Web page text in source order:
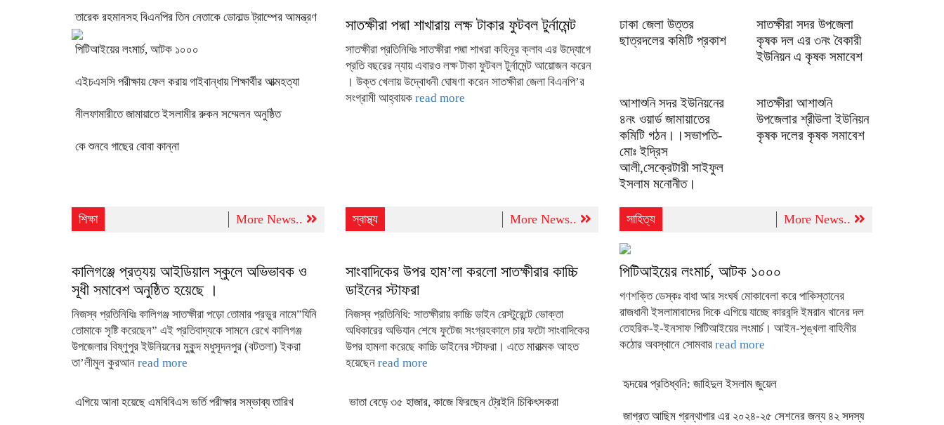
তারেক রহমানসহ বিএনপির তিন নেতাকে ডোনাল্ড ট্রাম্পের আমন্ত্রণ
পিটিআইয়ের লংমার্চ, আটক ১০০০
এইচএসসি পরীক্ষায় ফেল করায় গাইবান্ধায় শিক্ষার্থীর আত্মহত্যা
নীলফামারীতে জামায়াতে ইসলামীর রুকন সম্মেলন অনুষ্ঠিত
কে শুনবে গাছের বোবা কান্না
সাতক্ষীরা পদ্মা শাখারায় লক্ষ টাকার ফুটবল টুর্নামেন্ট
সাতক্ষীরা প্রতিনিধিঃ সাতক্ষীরা পদ্মা শাখরা কহিনূর ক্লাব এর উদ্যোগে
প্রতি বছরের ন্যায় এবারও লক্ষ টাকা ফুটবল টুর্নামেন্ট আয়োজন করেন
। উক্ত খেলায় উদ্বোধনী ঘোষণা করেন সাতক্ষীরা জেলা বিএনপি’র
সংগ্রামী আহ্বায়ক read more
ঢাকা জেলা উত্তর
ছাত্রদলের কমিটি প্রকাশ
সাতক্ষীরা সদর উপজেলা
কৃষক দল এর ৩নং বৈকারী
ইউনিয়ন এ কৃষক সমাবেশ
আশাশুনি সদর ইউনিয়নের
৪নং ওয়ার্ড জামায়াতের
কমিটি গঠন।।সভাপতি-
মোঃ ইদ্রিস
আলী,সেক্রেটারী সাইফুল
ইসলাম মনোনীত।
সাতক্ষীরা আশাশুনি
উপজেলার শ্রীউলা ইউনিয়ন
কৃষক দলের কৃষক সমাবেশ
শিক্ষা More News..
কালিগঞ্জে প্রত্যয় আইডিয়াল স্কুলে অভিভাবক ও
সূধী সমাবেশ অনুষ্ঠিত হয়েছে ।
নিজস্ব প্রতিনিধিঃ কালিগঞ্জ সাতক্ষীরা পড়ো তোমার প্রভুর নামে”যিনি
তোমাকে সৃষ্টি করেছেন” এই প্রতিবাদ্যকে সামনে রেখে কালিগঞ্জ
উপজেলার বিষ্ণুপুর ইউনিয়নের মুকুন্দ মধুসূদনপুর (বটতলা) ইকরা
তা’লীমুল কুরআন read more
এগিয়ে আনা হয়েছে এমবিবিএস ভর্তি পরীক্ষার সম্ভাব্য তারিখ
স্বাস্থ্য More News..
সাংবাদিকের উপর হাম’লা করলো সাতক্ষীরার কাচ্চি
ডাইনের স্টাফরা
নিজস্ব প্রতিনিধি: সাতক্ষীরায় কাচ্চি ডাইন রেস্টুরেন্টে ভোক্তা
অধিকারের অভিযান শেষে ফুটেজ সংগ্রহকালে চার ফটো সাংবাদিকের
উপর হামলা করেছে কাচ্চি ডাইনের স্টাফরা। এতে মারাত্মক আহত
হয়েছেন read more
ভাতা বেড়ে ৩৫ হাজার, কাজে ফিরছেন ট্রেইনি চিকিৎসকরা
সাহিত্য More News..
পিটিআইয়ের লংমার্চ, আটক ১০০০
গণশক্তি ডেস্কঃ বাধা আর সংঘর্ষ মোকাবেলা করে পাকিস্তানের
রাজধানী ইসলামাবাদের দিকে এগিয়ে যাচ্ছে কারবন্দি ইমরান খানের দল
তেহরিক-ই-ইনসাফ পিটিআইয়ের লংমার্চ। আইন-শৃঙ্খলা বাহিনীর
কঠোর অবস্থানে সোমবার read more
হৃদয়ের প্রতিধ্বনি: জাহিদুল ইসলাম জুয়েল
জাগ্রত আছিম গ্রন্থাগার এর ২০২৪-২৫ সেশনের জন্য ৪২ সদস্য